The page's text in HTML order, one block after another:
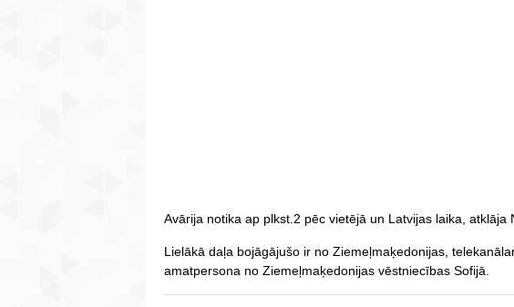
Avārija notika ap plkst.2 pēc vietējā un Latvijas laika, atklāja
Lielākā daļa bojāgājušo ir no Ziemeļmaķedonijas,
amatpersona no Ziemeļmaķedonijas vēstniecības Sofijā.